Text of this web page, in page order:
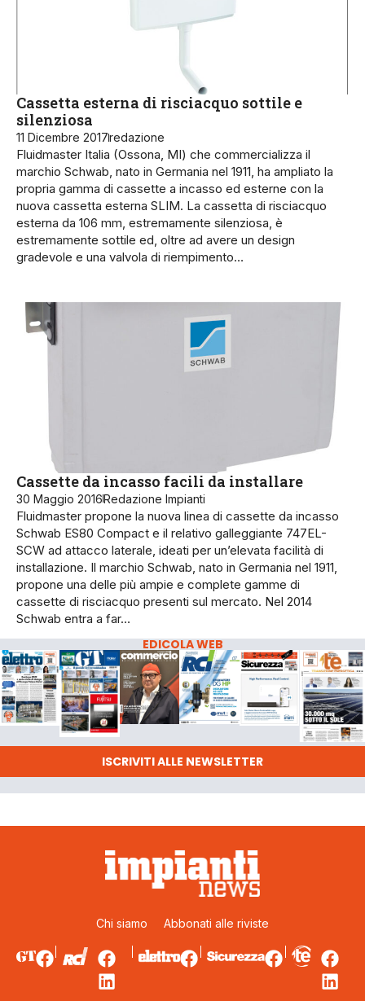
Cassetta esterna di risciacquo sottile e
silenziosa
11 Dicembre 2017redazione
Fluidmaster Italia (Ossona, MI) che commercializza il
marchio Schwab, nato in Germania nel 1911, ha ampliato la
propria gamma di cassette a incasso ed esterne con la
nuova cassetta esterna SLIM. La cassetta di risciacquo
esterna da 106 mm, estremamente silenziosa, è
estremamente sottile ed, oltre ad avere un design
gradevole e una valvola di riempimento…
Cassette da incasso facili da installare
30 Maggio 2016Redazione Impianti
Fluidmaster propone la nuova linea di cassette da incasso
Schwab ES80 Compact e il relativo galleggiante 747EL-
SCW ad attacco laterale, ideati per un’elevata facilità di
installazione. Il marchio Schwab, nato in Germania nel 1911,
propone una delle più ampie e complete gamme di
cassette di risciacquo presenti sul mercato. Nel 2014
Schwab entra a far…
EDICOLA WEB
ISCRIVITI ALLE NEWSLETTER
Chi siamo Abbonati alle riviste